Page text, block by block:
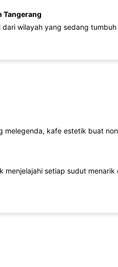
Tangerang
dari wilayah yang sedang
melegenda, kafe estetik buat
menjelajahi setiap sudut